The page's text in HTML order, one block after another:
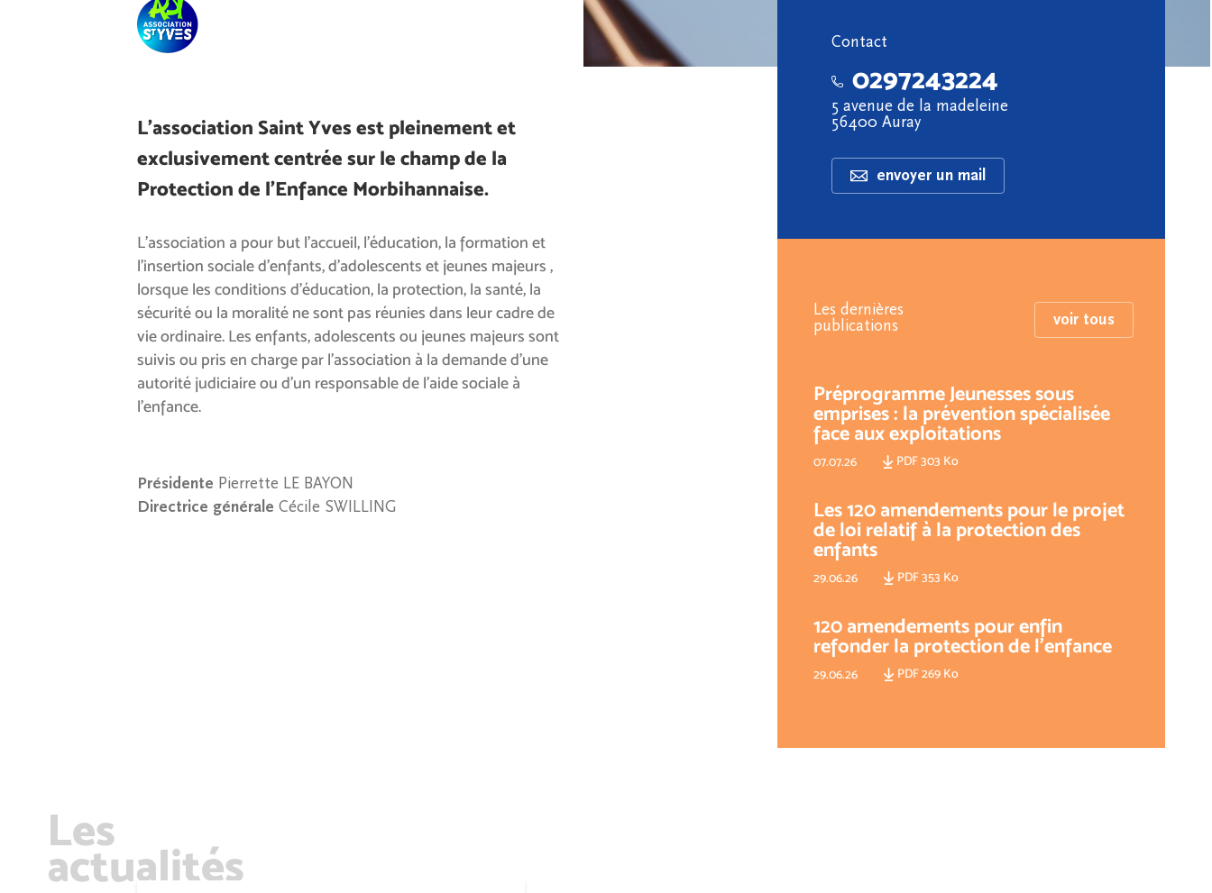
L’association Saint Yves est pleinement et
exclusivement centrée sur le champ de la
Protection de l’Enfance Morbihannaise.
L’association a pour but l’accueil, l’éducation, la formation et
l’insertion sociale d’enfants, d’adolescents et jeunes majeurs ,
lorsque les conditions d’éducation, la protection, la santé, la
sécurité ou la moralité ne sont pas réunies dans leur cadre de
vie ordinaire. Les enfants, adolescents ou jeunes majeurs sont
suivis ou pris en charge par l’association à la demande d’une
autorité judiciaire ou d’un responsable de l’aide sociale à
l’enfance.
Présidente Pierrette LE BAYON
Directrice générale Cécile SWILLING
Contact
0297243224
5 avenue de la madeleine
56400 Auray
envoyer un mail
Les dernières
publications
voir tous
Préprogramme Jeunesses sous
emprises : la prévention spécialisée
face aux exploitations
07.07.26 PDF 303 Ko
Les 120 amendements pour le projet
de loi relatif à la protection des
enfants
29.06.26 PDF 353 Ko
120 amendements pour enfin
refonder la protection de l'enfance
29.06.26 PDF 269 Ko
Les
actualités